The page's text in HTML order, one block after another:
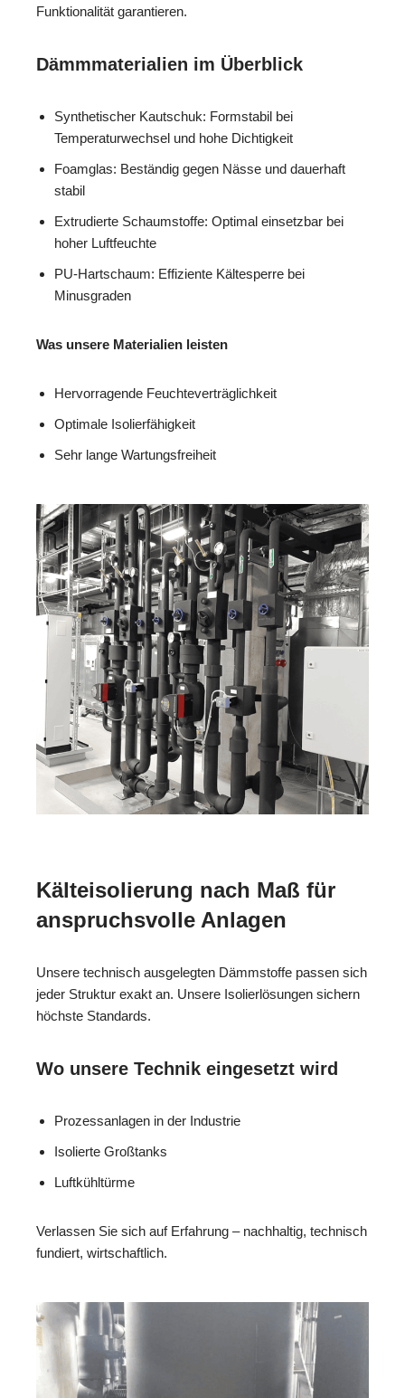
Funktionalität garantieren.
Dämmmaterialien im Überblick
Synthetischer Kautschuk: Formstabil bei
Temperaturwechsel und hohe Dichtigkeit
Foamglas: Beständig gegen Nässe und dauerhaft
stabil
Extrudierte Schaumstoffe: Optimal einsetzbar bei
hoher Luftfeuchte
PU-Hartschaum: Effiziente Kältesperre bei
Minusgraden
Was unsere Materialien leisten
Hervorragende Feuchteverträglichkeit
Optimale Isolierfähigkeit
Sehr lange Wartungsfreiheit
Kälteisolierung nach Maß für
anspruchsvolle Anlagen
Unsere technisch ausgelegten Dämmstoffe passen sich
jeder Struktur exakt an. Unsere Isolierlösungen sichern
höchste Standards.
Wo unsere Technik eingesetzt wird
Prozessanlagen in der Industrie
Isolierte Großtanks
Luftkühltürme
Verlassen Sie sich auf Erfahrung – nachhaltig, technisch
fundiert, wirtschaftlich.